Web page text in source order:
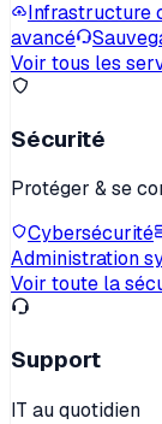
Infrastructure
avancé
Voir tous les
Sécurité
Protéger & se
Cybersécurité
Administration
Voir toute la
Support
IT au quotidien